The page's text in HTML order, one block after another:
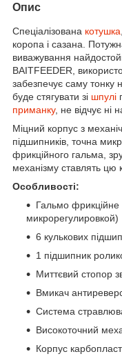
Опис
Спеціалізована котушка
коропа і сазана.
виважування
BAITFEEDER,
забезпечує саму тонку
буде стягувати зі шпулі
приманку, не відчує ні
Міцний корпус з
підшипників, точна
фрикційного гальма,
механізму ставлять цю
Особливості:
Гальмо фрикційне
микрорегулировкой)
6 кулькових
1 підшипник
Миттєвий стопор
Вмикач
Система
Високоточний
Корпус